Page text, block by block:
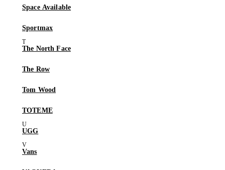
Space Available
Sportmax
The North Face
The Row
Tom Wood
TOTEME
UGG
Vans